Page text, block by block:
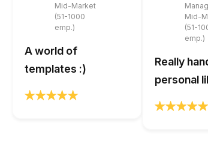
Mid-Market
(51-1000
emp.)
A world of
templates :)
Mid-
(51-
emp.)
Really
personal